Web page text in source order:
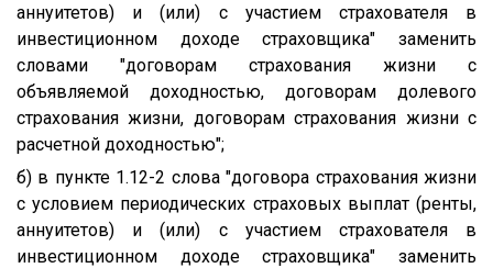
аннуитетов) и (или) с участием страхователя в
инвестиционном доходе страховщика" заменить
словами "договорам страхования жизни с
объявляемой доходностью, договорам долевого
страхования жизни, договорам страхования жизни с
расчетной доходностью";
б) в пункте 1.12-2 слова "договора страхования жизни
с условием периодических страховых выплат (ренты,
аннуитетов) и (или) с участием страхователя в
инвестиционном доходе страховщика" заменить